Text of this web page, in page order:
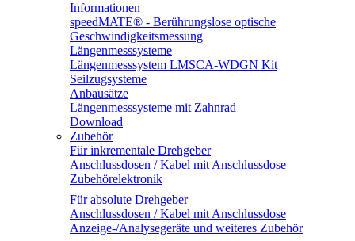
Informationen
speedMATE® - Berührungslose optische
Geschwindigkeitsmessung
Längenmesssysteme
Längenmesssystem LMSCA-WDGN Kit
Seilzugsysteme
Anbausätze
Längenmesssysteme mit Zahnrad
Download
Zubehör
Für inkrementale Drehgeber
Anschlussdosen / Kabel mit Anschlussdose
Zubehörelektronik
Für absolute Drehgeber
Anschlussdosen / Kabel mit Anschlussdose
Anzeige-/Analysegeräte und weiteres Zubehör